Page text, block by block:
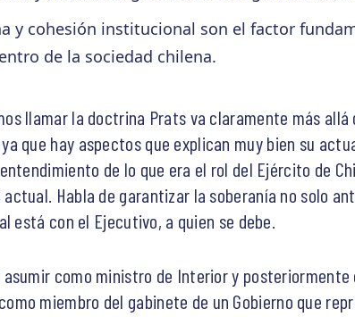
y cohesión institucional son el factor
de la sociedad chilena.
llamar la doctrina Prats va claramente más
que hay aspectos que explican muy bien su
de lo que era el rol del Ejército de
Habla de garantizar la soberanía no solo
está con el Ejecutivo, a quien se debe.
como ministro de Interior y
miembro del gabinete de un Gobierno que